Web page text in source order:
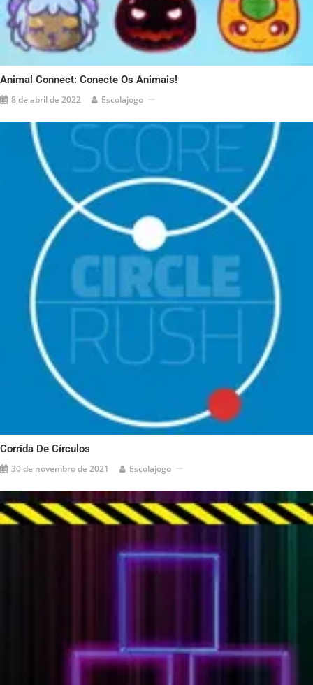
Animal Connect: Conecte Os Animais!
8 de abril de 2022 Escolajogo
Corrida De Círculos
30 de novembro de 2021 Escolajogo